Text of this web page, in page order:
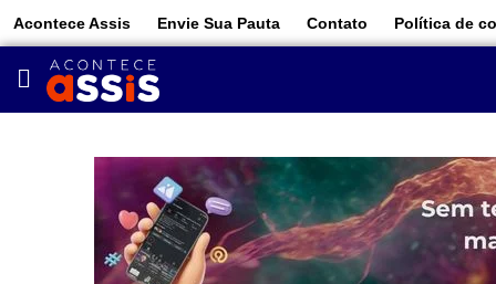
Acontece Assis Envie Sua Pauta Contato Política de